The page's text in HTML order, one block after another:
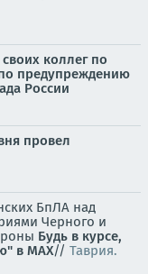
коллег по
предупреждению
России
провел
БпЛА над
Черного и
Будь в курсе,
в MAX// Таврия.